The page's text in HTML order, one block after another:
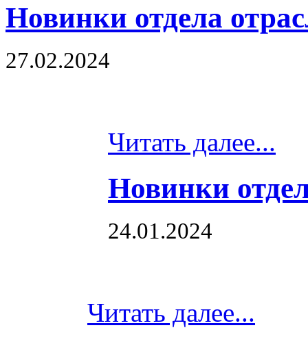
Новинки отдела
27.02.2024
Читать далее...
Новинки
24.01.2024
Читать далее...